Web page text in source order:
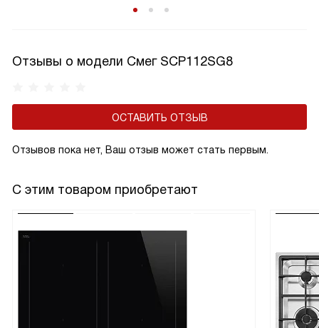
Отзывы о модели Смег SCP112SG8
ОСТАВИТЬ ОТЗЫВ
Отзывов пока нет, Ваш отзыв может стать первым.
С этим товаром приобретают